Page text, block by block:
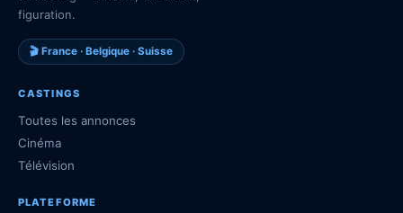
figuration.
🎬 France · Belgique · Suisse
CASTINGS
Toutes les annonces
Cinéma
Télévision
PLATEFORME